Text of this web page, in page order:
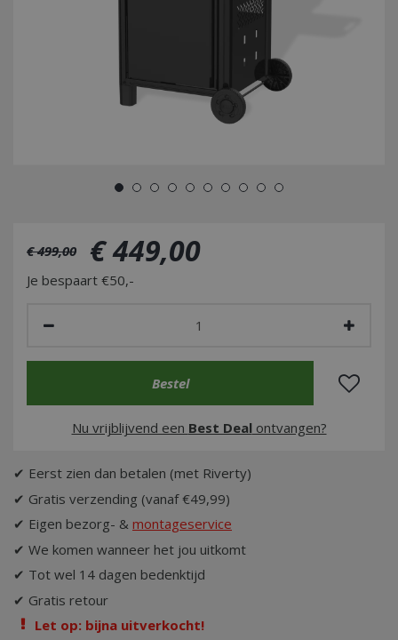
€ 499,00 €449,00
Je bespaart €50,-
Nu vrijblijvend een Best Dealontvangen?
✔ Eerst zien dan betalen (met Riverty)
✔ Gratis verzending (vanaf €49,99)
✔ Eigen bezorg- & montageservice
✔ We komen wanneer het jou uitkomt
✔ Tot wel 14 dagen bedenktijd
✔ Gratis retour
Let op: bijna uitverkocht!